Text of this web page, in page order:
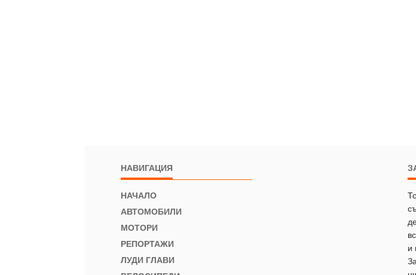
НАВИГАЦИЯ
НАЧАЛО
АВТОМОБИЛИ
МОТОРИ
РЕПОРТАЖИ
ЛУДИ ГЛАВИ
и